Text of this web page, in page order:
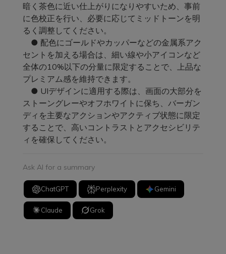
暗く茶色に近い仕上がりになりやすいため、事前
に色校正を行い、必要に応じてミッドトーンを明
るく調整してください。
● 配色にゴールドやカッパーなどの金属系アク
セントを加える場合は、細い線や小アイコンなど
全体の10%以下の分量に限定することで、上品な
プレミアム感を維持できます。
● UIデザインに適用する際は、画面の大部分を
ストーングレーやオフホワイトに保ち、バーガン
ディを主要なアクションやアクティブ状態に限定
することで、高いコントラストとアクセシビリテ
ィを確保してください。
Ask AI for a summary
ChatGPT Perplexity Gemini
Claude Grok